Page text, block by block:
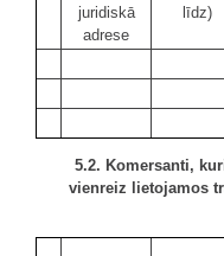
juridiskā
adrese
līdz)
5.2. Komersanti,
vienreiz lietojamos